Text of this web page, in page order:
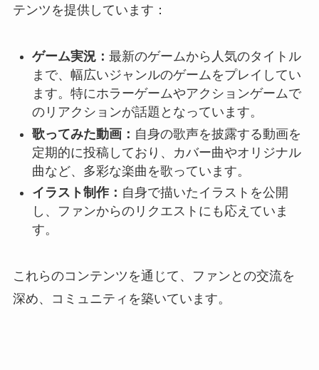
テンツを提供しています：
ゲーム実況： 最新のゲームから人気のタイトル
まで、幅広いジャンルのゲームをプレイしてい
ます。特にホラーゲームやアクションゲームで
のリアクションが話題となっています。
歌ってみた動画： 自身の歌声を披露する動画を
定期的に投稿しており、カバー曲やオリジナル
曲など、多彩な楽曲を歌っています。
イラスト制作： 自身で描いたイラストを公開
し、ファンからのリクエストにも応えていま
す。
これらのコンテンツを通じて、ファンとの交流を
深め、コミュニティを築いています。